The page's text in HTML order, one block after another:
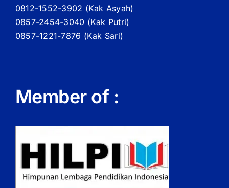
0812-1552-3902 (Kak Asyah)
0857-2454-3040 (Kak Putri)
0857-1221-7876 (Kak Sari)
Member of :